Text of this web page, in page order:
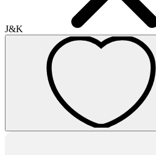
J&K